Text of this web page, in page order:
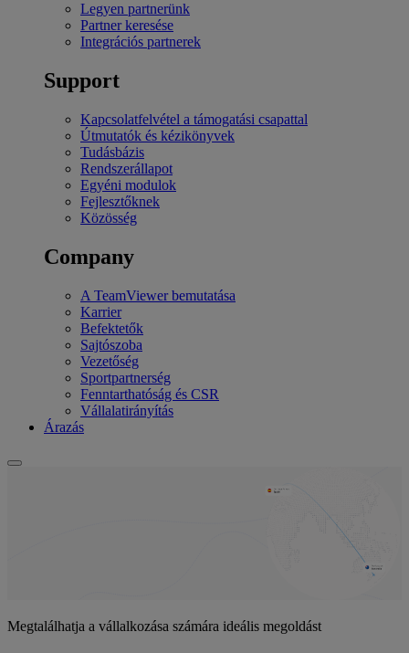
Legyen partnerünk
Partner keresése
Integrációs partnerek
Support
Kapcsolatfelvétel a támogatási csapattal
Útmutatók és kézikönyvek
Tudásbázis
Rendszerállapot
Egyéni modulok
Fejlesztőknek
Közösség
Company
A TeamViewer bemutatása
Karrier
Befektetők
Sajtószoba
Vezetőség
Sportpartnerség
Fenntarthatóság és CSR
Vállalatirányítás
Árazás
Megtalálhatja a vállalkozása számára ideális megoldást